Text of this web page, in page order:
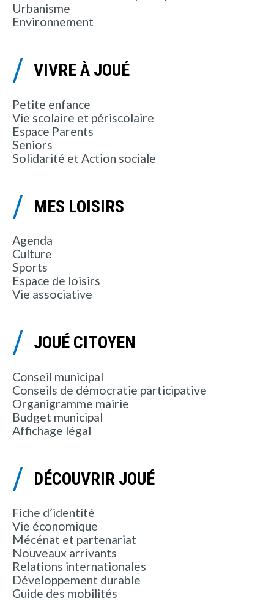
Urbanisme
Environnement
VIVRE À JOUÉ
Petite enfance
Vie scolaire et périscolaire
Espace Parents
Seniors
Solidarité et Action sociale
MES LOISIRS
Agenda
Culture
Sports
Espace de loisirs
Vie associative
JOUÉ CITOYEN
Conseil municipal
Conseils de démocratie participative
Organigramme mairie
Budget municipal
Affichage légal
DÉCOUVRIR JOUÉ
Fiche d’identité
Vie économique
Mécénat et partenariat
Nouveaux arrivants
Relations internationales
Développement durable
Guide des mobilités